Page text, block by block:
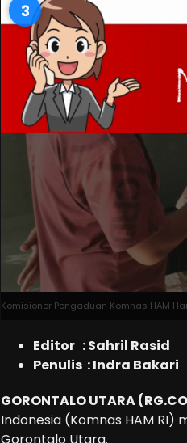
2
Komisioner Pengaduan Komnas HAM
Editor : Sahril Rasid
Penulis : Indra Bakari
GORONTALO UTARA
Indonesia (Komnas HAM